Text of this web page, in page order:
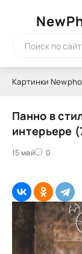
Картинки
Панно в
интерьере
15 май 0